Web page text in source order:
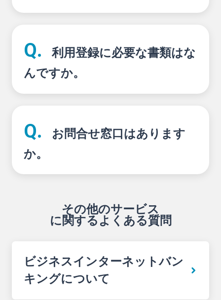
利用登録に必要な書類はな
んですか。
お問合せ窓口はあります
か。
その他のサービス
に関するよくある質問
ビジネスインターネットバン
キングについて